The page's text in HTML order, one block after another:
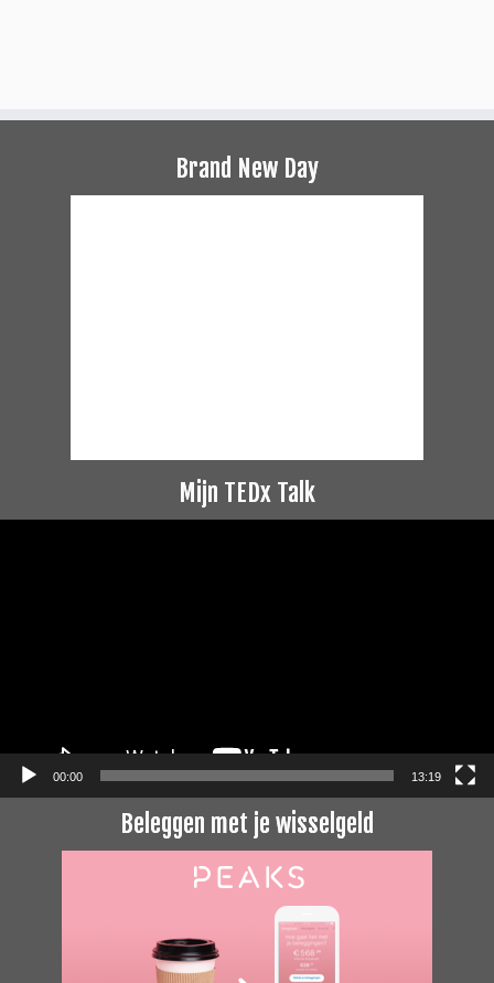
Brand New Day
Mijn TEDx Talk
00:00 13:19
Beleggen met je wisselgeld